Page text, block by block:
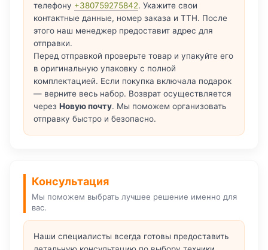
телефону +380759275842. Укажите свои
контактные данные, номер заказа и ТТН. После
этого наш менеджер предоставит адрес для
отправки.
Перед отправкой проверьте товар и упакуйте его
в оригинальную упаковку с полной
комплектацией. Если покупка включала подарок
— верните весь набор. Возврат осуществляется
через Новую почту. Мы поможем организовать
отправку быстро и безопасно.
Консультация
Мы поможем выбрать лучшее решение именно для
вас.
Наши специалисты всегда готовы предоставить